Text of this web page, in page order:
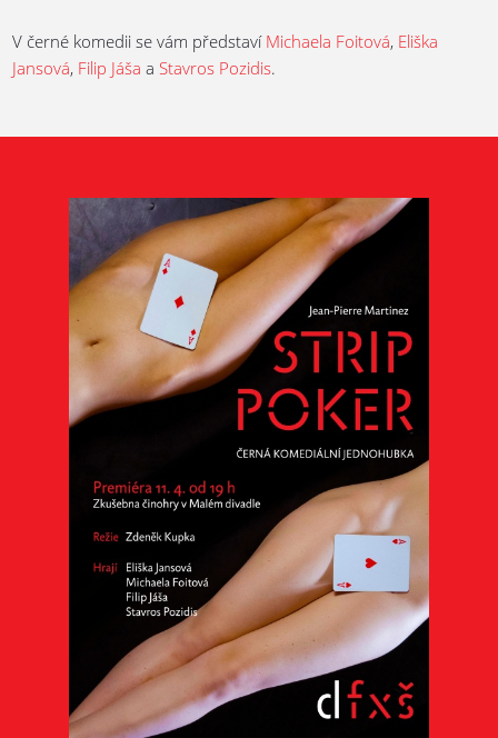
V černé komedii se vám představí Michaela Foitová, Eliška
Jansová, Filip Jáša aStavros Pozidis.